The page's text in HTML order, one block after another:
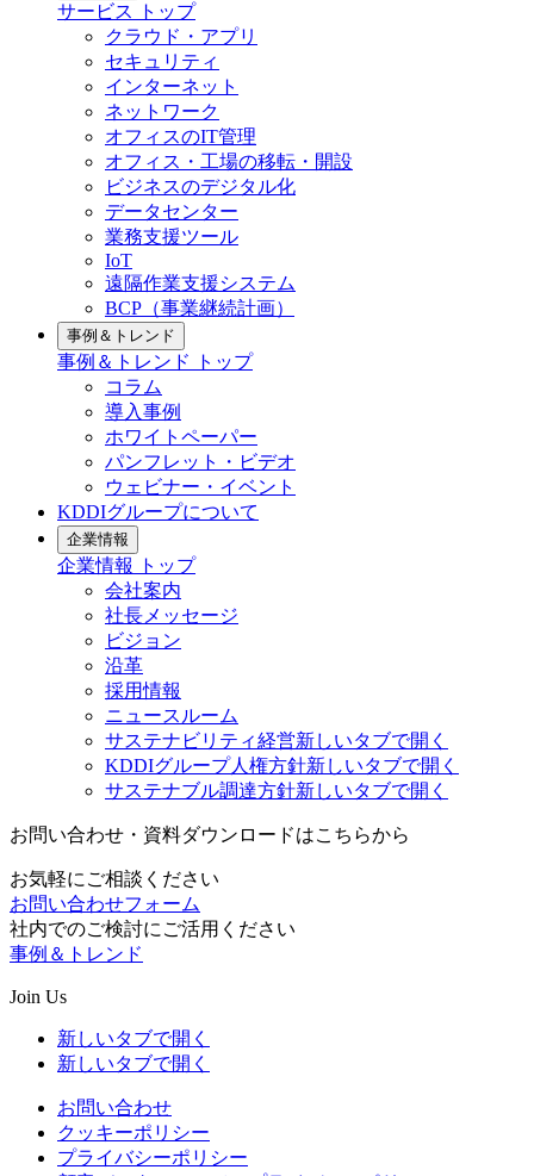
サービス
トップ
クラウド・アプリ
セキュリティ
インターネット
ネットワーク
オフィスのIT管理
オフィス・工場の移転・開設
ビジネスのデジタル化
データセンター
業務支援ツール
IoT
遠隔作業支援システム
BCP（事業継続計画）
事例＆トレンド
事例＆トレンド
トップ
コラム
導入事例
ホワイトペーパー
パンフレット・ビデオ
ウェビナー・イベント
KDDIグループについて
企業情報
企業情報
トップ
会社案内
社長メッセージ
ビジョン
沿革
採用情報
ニュースルーム
サステナビリティ経営新しいタブで開く
KDDIグループ人権方針新しいタブで開く
サステナブル調達方針新しいタブで開く
お問い合わせ・資料ダウンロードはこちらから
お気軽にご相談ください
お問い合わせフォーム
社内でのご検討にご活用ください
事例＆トレンド
Join Us
新しいタブで開く
新しいタブで開く
お問い合わせ
クッキーポリシー
プライバシーポリシー